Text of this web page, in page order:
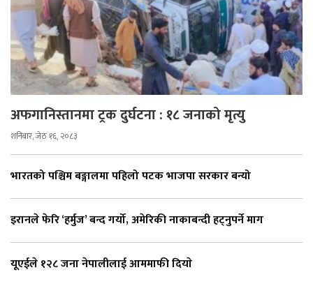
अफगानिस्तानमा ट्रक दुर्घटना : १८ जनाको मृत्यु
शनिबार, जेठ १६, २०८३
भारतको पश्चिम बङ्गालमा पहिलो पटक भाजपा सरकार बन्यो
इरानले फेरि ‘हर्मुज’ बन्द गर्यो, अमेरिकी नाकाबन्दी हट्नुपर्ने माग
यूएईले १२८ जना नेपालीलाई आममाफी दियाे